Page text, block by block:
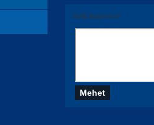
Szólj hozzá te is!